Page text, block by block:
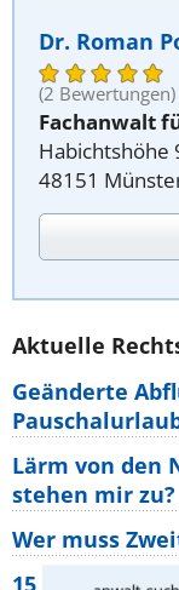
Dr. Roman
(2 Bewertungen)
Fachanwalt
Habichtshöhe
48151
Aktuelle
Geänderte
Lärm von den
stehen mir zu?
Wer muss
15 elementare